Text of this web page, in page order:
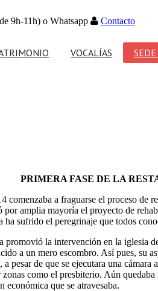
9h-11h) o Whatsapp Contacto
VOCALÍAS
PRIMERA FASE DE LA
comenzaba a fraguarse el proceso
por amplia mayoría el proyecto de
ha sufrido el peregrinaje que todos
promovió la intervención en la iglesia
a un mero escombro. Así pues, su
pesar de que se ejecutara una
como el presbiterio. Aún
que se atravesaba.